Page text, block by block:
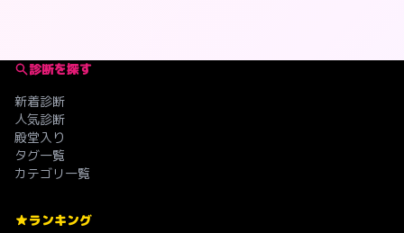
診断を探す
新着診断
人気診断
殿堂入り
タグ一覧
カテゴリ一覧
ランキング